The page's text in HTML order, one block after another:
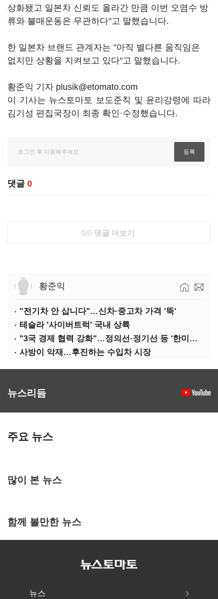
상화됐고 일본차 신뢰도 올라간 만큼 이번 오염수 방
류와 불매운동은 무관하다"고 말했습니다.
한 일본차 브랜드 관계자는 "아직 별다른 움직임은
없지만 상황을 지켜보고 있다"고 말했습니다.
황준익 기자 plusik@etomato.com
이 기사는 뉴스토마토 보도준칙 및 윤리강령에 따라
김기성 편집국장이 최종 확인·수정했습니다.
댓글 0
0/0 댓글 더보기
황준익
"전기차 안 삽니다"…신차·중고차 가격 '뚝'
테슬라 '사이버트럭' 국내 상륙
"3국 경제 협력 강화"…정의선·정기선 등 '한미일 경제대화' 참석
사방이 악재…후진하는 수입차 시장
뉴스리듬
주요 뉴스
많이 본 뉴스
함께 볼만한 뉴스
뉴스